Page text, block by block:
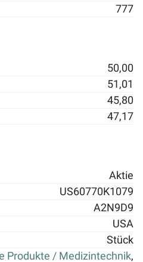
777
50,00
51,01
45,80
47,17
Aktie
US60770K1079
A2N9D9
USA
Stück
Produkte / Medizintechnik,